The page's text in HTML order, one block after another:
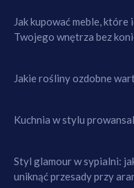
Jak kupować meble, które
Twojego wnętrza bez
Jakie rośliny ozdobne
Kuchnia w stylu
Styl glamour w sypialni:
uniknąć przesady przy